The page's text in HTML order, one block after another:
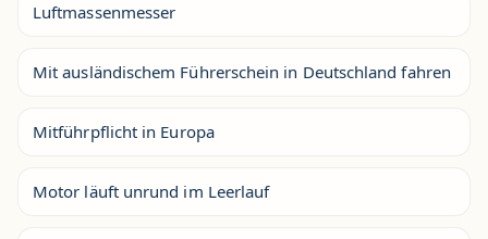
Luftmassenmesser
Mit ausländischem Führerschein in Deutschland fahren
Mitführpflicht in Europa
Motor läuft unrund im Leerlauf